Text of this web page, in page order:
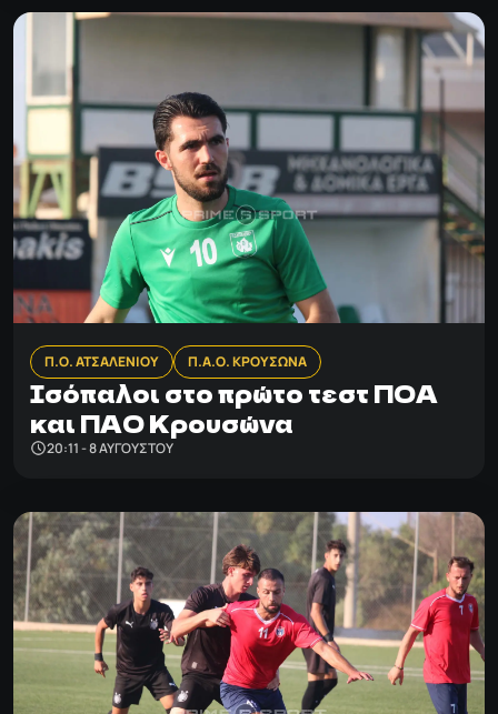
Π.Ο. ΑΤΣΑΛΕΝΙΟΥ Π.Α.Ο. ΚΡΟΥΣΩΝΑ
Ισόπαλοι στο πρώτο τεστ ΠΟΑ
και ΠΑΟ Κρουσώνα
20:11 - 8 ΑΥΓΟΎΣΤΟΥ